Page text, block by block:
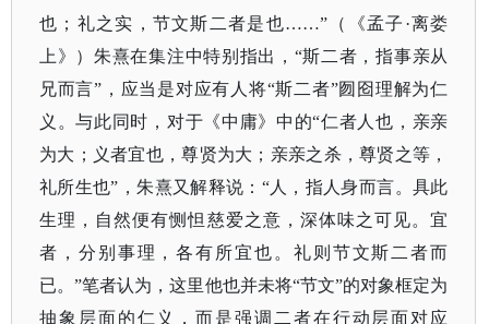
也；礼之实，节文斯二者是也……”（《孟子·离娄
上》）朱熹在集注中特别指出，“斯二者，指事亲从
兄而言”，应当是对应有人将“斯二者”囫囵理解为仁
义。与此同时，对于《中庸》中的“仁者人也，亲亲
为大；义者宜也，尊贤为大；亲亲之杀，尊贤之等，
礼所生也”，朱熹又解释说：“人，指人身而言。具此
生理，自然便有恻怛慈爱之意，深体味之可见。宜
者，分别事理，各有所宜也。礼则节文斯二者而
已。”笔者认为，这里他也并未将“节文”的对象框定为
抽象层面的仁义，而是强调二者在行动层面对应